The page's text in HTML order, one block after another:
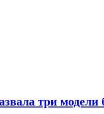
три модели